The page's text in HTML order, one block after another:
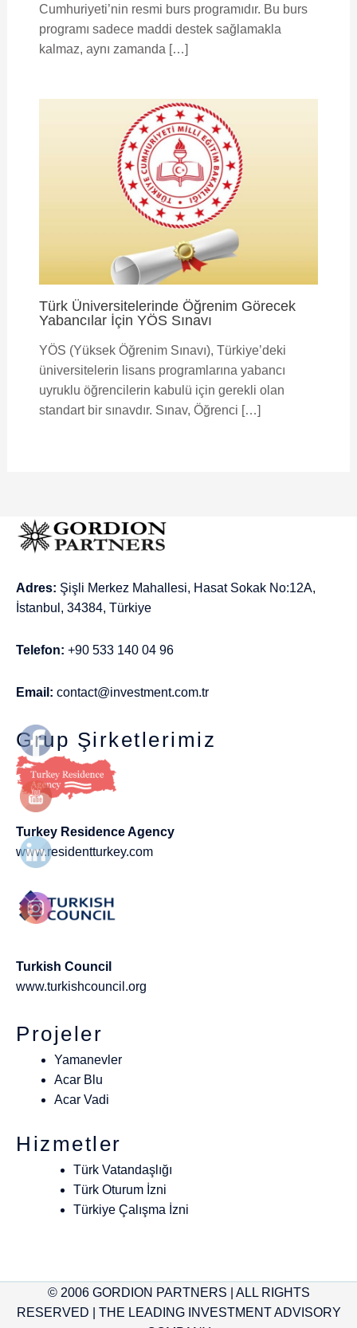
Cumhuriyeti’nin resmi burs programıdır. Bu burs
programı sadece maddi destek sağlamakla
kalmaz, aynı zamanda […]
Türk Üniversitelerinde Öğrenim Görecek
Yabancılar İçin YÖS Sınavı
YÖS (Yüksek Öğrenim Sınavı), Türkiye’deki
üniversitelerin lisans programlarına yabancı
uyruklu öğrencilerin kabulü için gerekli olan
standart bir sınavdır. Sınav, Öğrenci […]
Adres: Şişli Merkez Mahallesi, Hasat Sokak No:12A,
İstanbul, 34384, Türkiye
Telefon: +90 533 140 04 96
Email: contact@investment.com.tr
Grup Şirketlerimiz
Turkey Residence Agency
www.residentturkey.com
Turkish Council
www.turkishcouncil.org
Projeler
Yamanevler
Acar Blu
Acar Vadi
Hizmetler
Türk Vatandaşlığı
Türk Oturum İzni
Türkiye Çalışma İzni
© 2006 GORDION PARTNERS | ALL RIGHTS
RESERVED | THE LEADING INVESTMENT ADVISORY